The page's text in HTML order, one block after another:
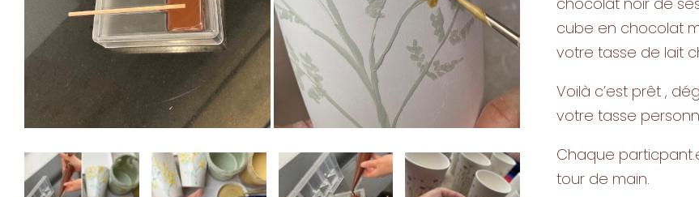
cube en chocolat
votre tasse de lait
Voilà c’est prêt ,
votre tasse
Chaque
tour de main.